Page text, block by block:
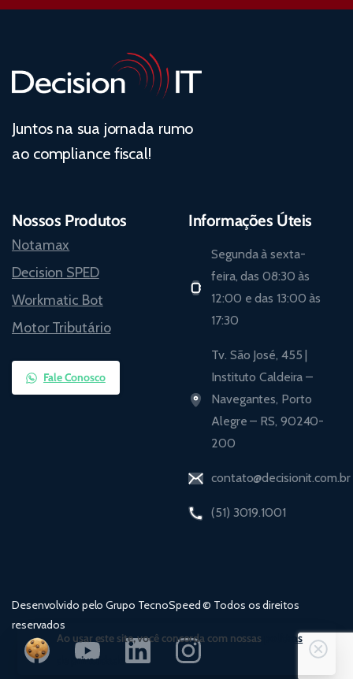
Juntos na sua jornada rumo
ao compliance fiscal!
Nossos Produtos
Notamax
Decision SPED
Workmatic Bot
Motor Tributário
Fale Conosco
Informações Úteis
Segunda à sexta-
feira, das 08:30 às
12:00 e das 13:00 às
17:30
Tv. São José, 455 |
Instituto Caldeira –
Navegantes, Porto
Alegre – RS, 90240-
200
contato@decisionit.com.br
(51) 3019.1001
Desenvolvido pelo Grupo TecnoSpeed © Todos os direitos
reservados
Ao usar este site, você concorda com nossas
políticas
de privacidade
Close